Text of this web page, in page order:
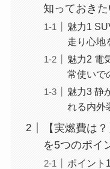
知っておき
魅力1
走り心地
魅力2 電
常使いで
魅力3 静
れる内外
【実燃費は
を5つのポイ
ポイント